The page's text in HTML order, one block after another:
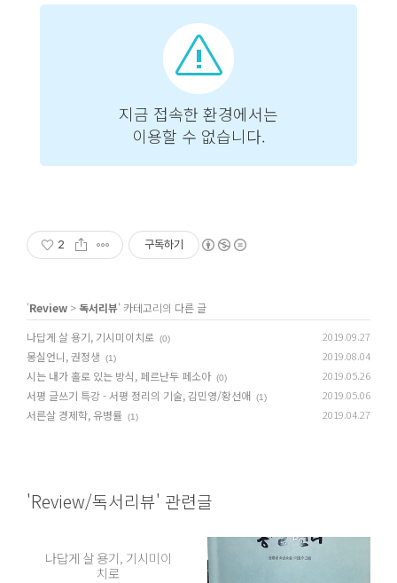
2 구독하기
'Review >독서리뷰' 카테고리의 다른 글
나답게 살 용기, 기시미이치로 (0) 2019.09.27
몽실언니, 권정생 (1) 2019.08.04
시는 내가 홀로 있는 방식, 페르난두 페소아 (0) 2019.05.26
서평 글쓰기 특강 - 서평 정리의 기술, 김민영/황선애 (1) 2019.05.06
서른살 경제학, 유병률 (1) 2019.04.27
'Review/독서리뷰' 관련글
나답게 살 용기, 기시미이
치로